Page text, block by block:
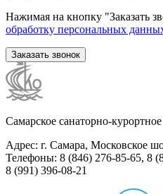
Нажимая на кнопку "Заказать
обработку персональных
Заказать звонок
Самарское санаторно-
Адрес: г. Самара, Московское
Телефоны: 8 (846) 276-85-65, 8
8 (991) 396-08-21